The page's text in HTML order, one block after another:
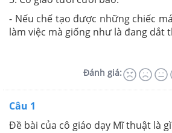
- Nếu chế tạo được những chiếc
làm việc mà giống như là đang dắt
Đánh giá:
Câu 1
Đề bài của cô giáo dạy Mĩ thuật là